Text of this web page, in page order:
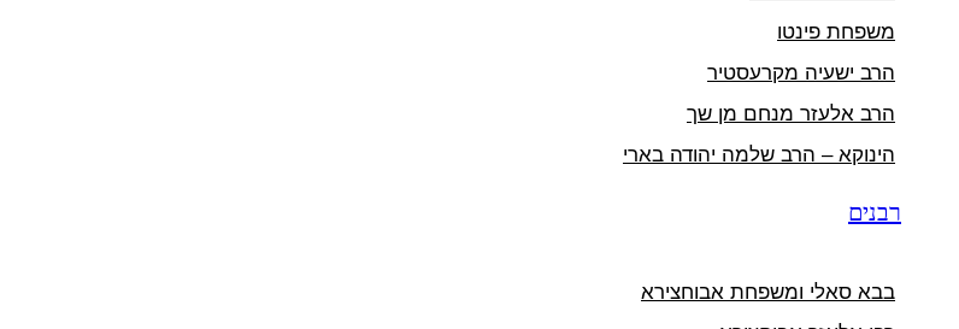
משפחת פינטו
הרב ישעיה מקרעסטיר
הרב אלעזר מנחם מן שך
הינוקא – הרב שלמה יהודה בארי
רבנים
בבא סאלי ומשפחת אבוחצירא